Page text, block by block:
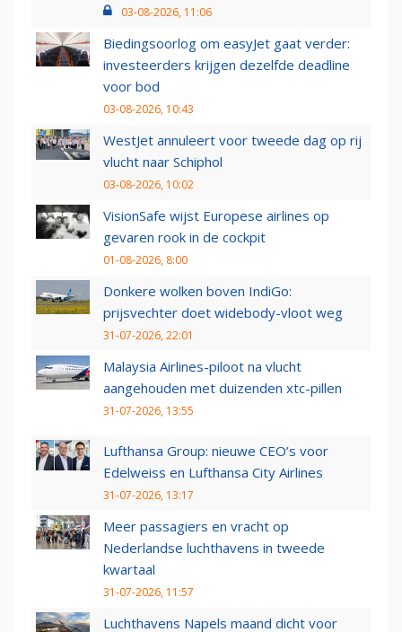
03-08-2026, 11:06
Biedingsoorlog om easyJet gaat verder:
investeerders krijgen dezelfde deadline
voor bod
03-08-2026, 10:43
WestJet annuleert voor tweede dag op rij
vlucht naar Schiphol
03-08-2026, 10:02
VisionSafe wijst Europese airlines op
gevaren rook in de cockpit
01-08-2026, 8:00
Donkere wolken boven IndiGo:
prijsvechter doet widebody-vloot weg
31-07-2026, 22:01
Malaysia Airlines-piloot na vlucht
aangehouden met duizenden xtc-pillen
31-07-2026, 13:55
Lufthansa Group: nieuwe CEO’s voor
Edelweiss en Lufthansa City Airlines
31-07-2026, 13:17
Meer passagiers en vracht op
Nederlandse luchthavens in tweede
kwartaal
31-07-2026, 11:57
Luchthavens Napels maand dicht voor